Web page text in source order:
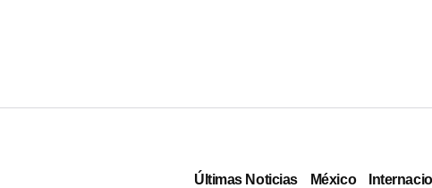
Últimas Noticias México